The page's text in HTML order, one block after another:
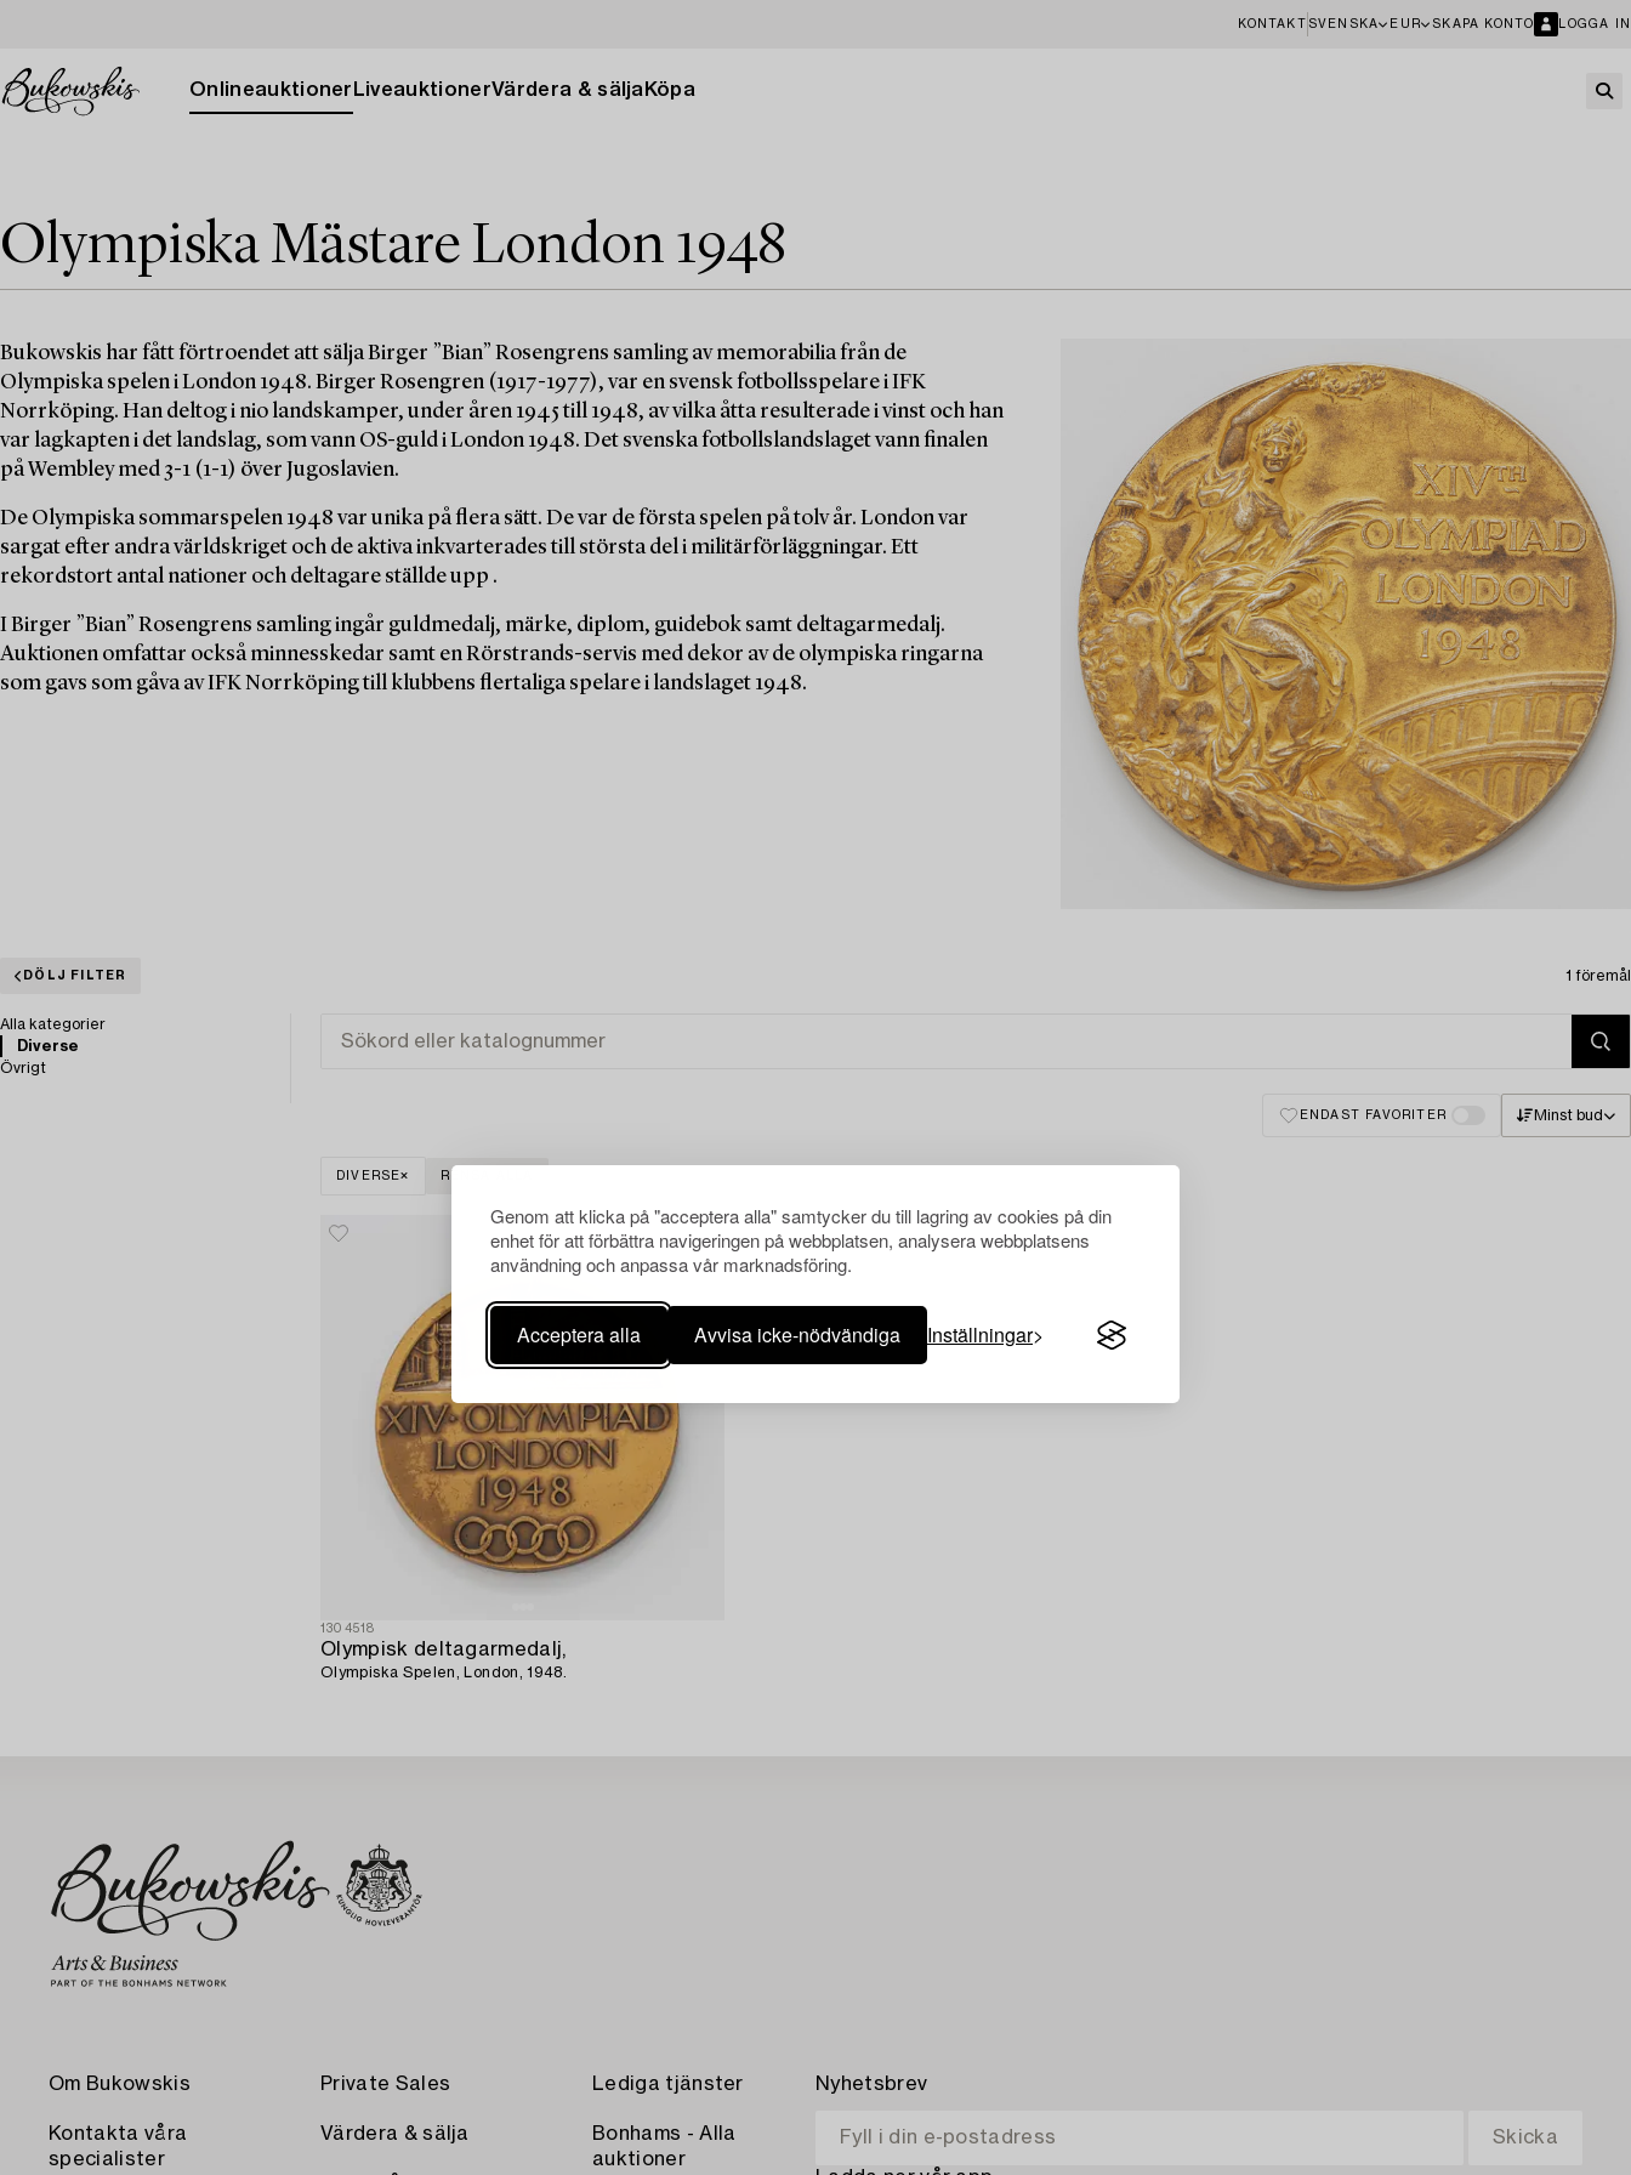
Genom att klicka på "acceptera alla" samtycker du till lagring av cookies på din
enhet för att förbättra navigeringen på webbplatsen, analysera webbplatsens
användning och anpassa vår marknadsföring.
Acceptera alla Avvisa icke-nödvändiga Inställningar
KONTAKT SVENSKA EUR SKAPA KONTO LOGGA IN
Onlineauktioner LiveauktionerVärdera & sälja Köpa
Olympiska Mästare London 1948
Bukowskis har fått förtroendet att sälja Birger ”Bian” Rosengrens samling av memorabilia från de
Olympiska spelen i London 1948. Birger Rosengren (1917-1977), var en svensk fotbollsspelare i IFK
Norrköping. Han deltog i nio landskamper, under åren 1945 till 1948, av vilka åtta resulterade i vinst och han
var lagkapten i det landslag, som vann OS-guld i London 1948. Det svenska fotbollslandslaget vann finalen
på Wembley med 3-1 (1-1) över Jugoslavien.
De Olympiska sommarspelen 1948 var unika på flera sätt. De var de första spelen på tolv år. London var
sargat efter andra världskriget och de aktiva inkvarterades till största del i militärförläggningar. Ett
rekordstort antal nationer och deltagare ställde upp .
I Birger ”Bian” Rosengrens samling ingår guldmedalj, märke, diplom, guidebok samt deltagarmedalj.
Auktionen omfattar också minnesskedar samt en Rörstrands-servis med dekor av de olympiska ringarna
som gavs som gåva av IFK Norrköping till klubbens flertaliga spelare i landslaget 1948.
DÖLJ FILTER 1 föremål
Alla kategorier
Diverse
Övrigt
ENDAST FAVORITER Minst bud
DIVERSE RENSA ALLA
1304518
Olympisk deltagarmedalj,
Olympiska Spelen, London, 1948.
Om Bukowskis
Kontakta våra
specialister
Private Sales
Värdera & sälja
Lediga tjänster
Bonhams - Alla
auktioner
Nyhetsbrev